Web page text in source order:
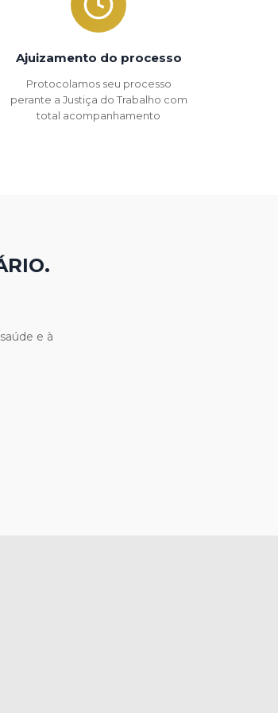
Ajuizamento do processo
Protocolamos seu processo
perante a Justiça do Trabalho com
total acompanhamento
e à